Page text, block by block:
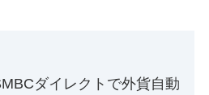
ダイレクトで外貨自動